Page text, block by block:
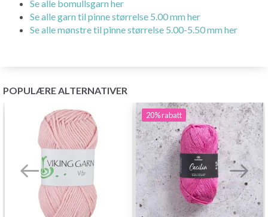
Se alle bomullsgarn her
Se alle garn til pinne størrelse 5.00 mm her
Se alle mønstre til pinne størrelse 5.00-5.50 mm her
POPULÆRE ALTERNATIVER
20%rabatt